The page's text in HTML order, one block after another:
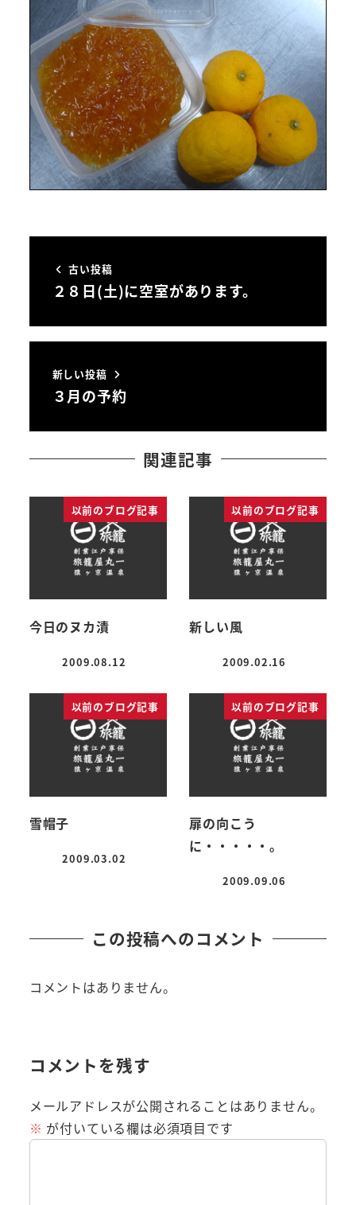
古い投稿
２８日(土)に空室があります。
新しい投稿
３月の予約
関連記事
以前のブログ記事
今日のヌカ漬
投稿日
2009.08.12
以前のブログ記事
新しい風
投稿日
2009.02.16
以前のブログ記事
雪帽子
投稿日
2009.03.02
以前のブログ記事
扉の向こう
に・・・・・。
投稿日
2009.09.06
この投稿へのコメント
コメントはありません。
コメントを残す
メールアドレスが公開されることはありません。
※ が付いている欄は必須項目です